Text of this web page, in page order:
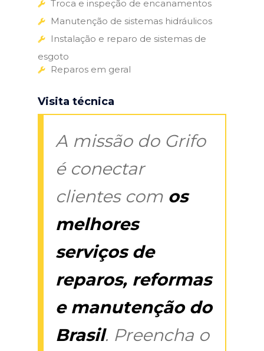
Troca e inspeção de encanamentos
Manutenção de sistemas hidráulicos
Instalação e reparo de sistemas de
esgoto
Reparos em geral
Visita técnica
A missão do Grifo
é conectar
clientes com os
melhores
serviços de
reparos, reformas
e manutenção do
Brasil. Preencha o